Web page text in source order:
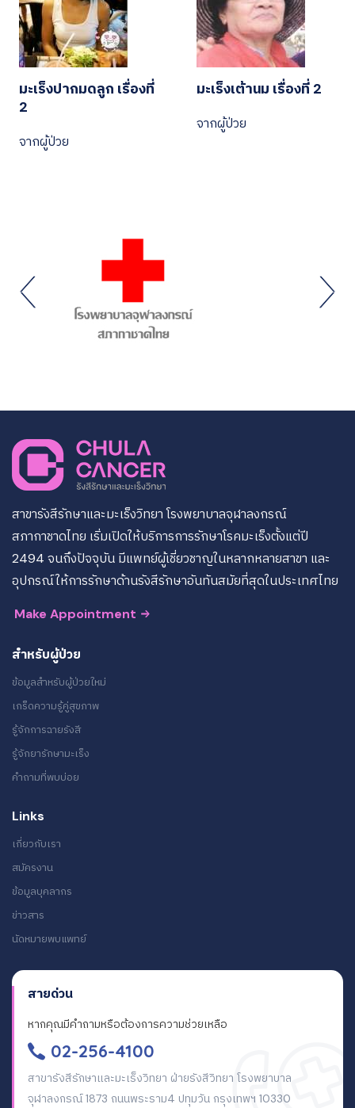
มะเร็งปากมดลูก เรื่องที่
2
จากผู้ป่วย
มะเร็งเต้านม เรื่องที่ 2
จากผู้ป่วย
สาขารังสีรักษาและมะเร็งวิทยา โรงพยาบาลจุฬาลงกรณ์
สภากาชาดไทย เริ่มเปิดให้บริการการรักษาโรคมะเร็งตั้งแต่ปี
2494 จนถึงปัจจุบัน มีแพทย์ผู้เชี่ยวชาญในหลากหลายสาขา และ
อุปกรณ์ให้การรักษาด้านรังสีรักษาอันทันสมัยที่สุดในประเทศไทย
Make Appointment
สำหรับผู้ป่วย
ข้อมูลสำหรับผู้ป่วยใหม่
เกร็ดความรู้คู่สุขภาพ
รู้จักการฉายรังสี
รู้จักยารักษามะเร็ง
คำถามที่พบบ่อย
Links
เกี่ยวกับเรา
สมัครงาน
ข้อมูลบุคลากร
ข่าวสาร
นัดหมายพบแพทย์
สายด่วน
หากคุณมีคำถามหรือต้องการความช่วยเหลือ
02-256-4100
สาขารังสีรักษาและมะเร็งวิทยา ฝ่ายรังสีวิทยา โรงพยาบาล
จุฬาลงกรณ์ 1873 ถนนพระราม4 ปทุมวัน กรุงเทพฯ 10330